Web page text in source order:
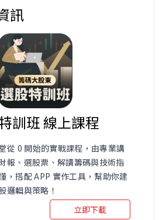
訊
訓班 線上課程
從 0 開始的實戰課程，由專業講
報、選股票、解讀籌碼與技術指
，搭配 APP 實作工具，幫助你建
邏輯與策略！
立即下載